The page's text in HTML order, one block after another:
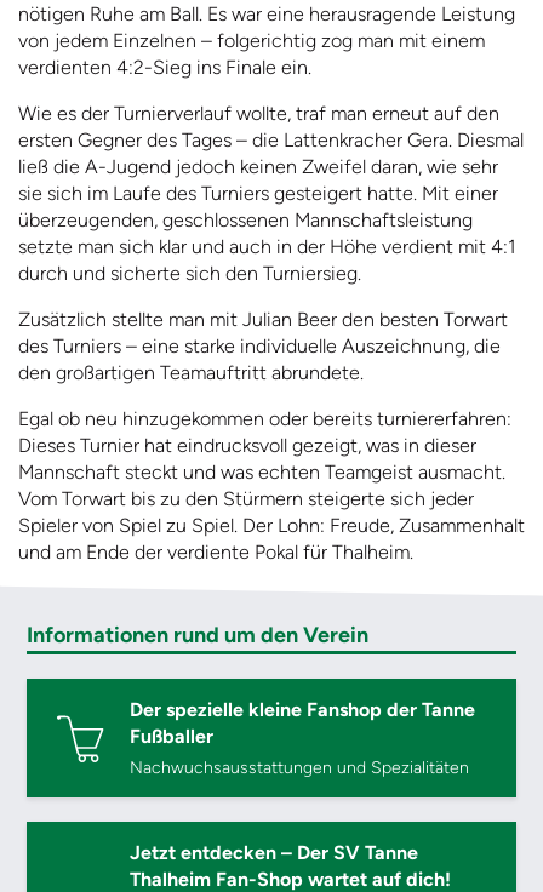
nötigen Ruhe am Ball. Es war eine herausragende Leistung
von jedem Einzelnen – folgerichtig zog man mit einem
verdienten 4:2-Sieg ins Finale ein.
Wie es der Turnierverlauf wollte, traf man erneut auf den
ersten Gegner des Tages – die Lattenkracher Gera. Diesmal
ließ die A-Jugend jedoch keinen Zweifel daran, wie sehr
sie sich im Laufe des Turniers gesteigert hatte. Mit einer
überzeugenden, geschlossenen Mannschaftsleistung
setzte man sich klar und auch in der Höhe verdient mit 4:1
durch und sicherte sich den Turniersieg.
Zusätzlich stellte man mit Julian Beer den besten Torwart
des Turniers – eine starke individuelle Auszeichnung, die
den großartigen Teamauftritt abrundete.
Egal ob neu hinzugekommen oder bereits turniererfahren:
Dieses Turnier hat eindrucksvoll gezeigt, was in dieser
Mannschaft steckt und was echten Teamgeist ausmacht.
Vom Torwart bis zu den Stürmern steigerte sich jeder
Spieler von Spiel zu Spiel. Der Lohn: Freude, Zusammenhalt
und am Ende der verdiente Pokal für Thalheim.
Informationen rund um den Verein
Der spezielle kleine Fanshop der Tanne
Fußballer
Nachwuchsausstattungen und Spezialitäten
Jetzt entdecken – Der SV Tanne
Thalheim Fan-Shop wartet auf dich!